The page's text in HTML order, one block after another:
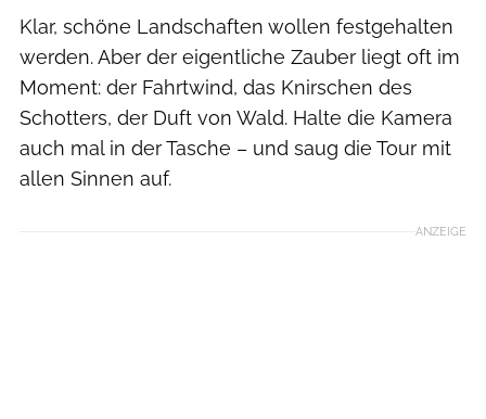
Klar, schöne Landschaften wollen festgehalten
werden. Aber der eigentliche Zauber liegt oft im
Moment: der Fahrtwind, das Knirschen des
Schotters, der Duft von Wald. Halte die Kamera
auch mal in der Tasche – und saug die Tour mit
allen Sinnen auf.
ANZEIGE